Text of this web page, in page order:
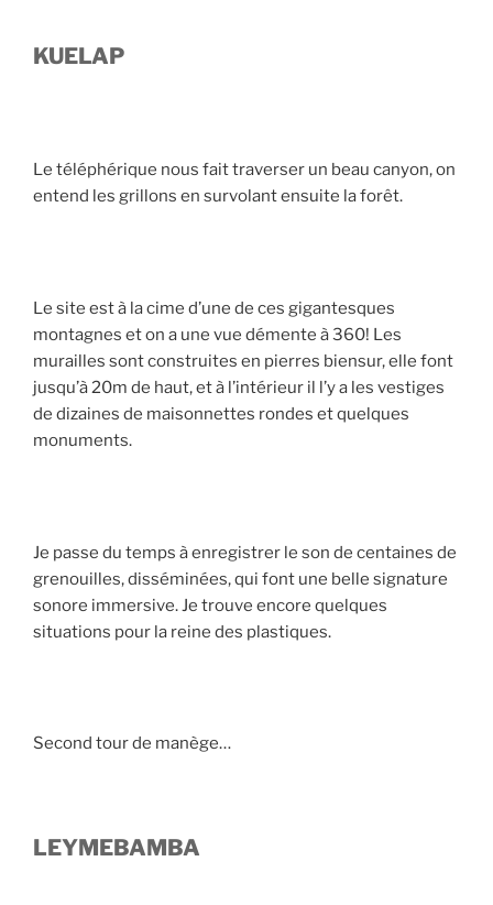
KUELAP
Le téléphérique nous fait traverser un beau canyon, on
entend les grillons en survolant ensuite la forêt.
Le site est à la cime d’une de ces gigantesques
montagnes et on a une vue démente à 360! Les
murailles sont construites en pierres biensur, elle font
jusqu’à 20m de haut, et à l’intérieur il l’y a les vestiges
de dizaines de maisonnettes rondes et quelques
monuments.
Je passe du temps à enregistrer le son de centaines de
grenouilles, disséminées, qui font une belle signature
sonore immersive. Je trouve encore quelques
situations pour la reine des plastiques.
Second tour de manège…
LEYMEBAMBA